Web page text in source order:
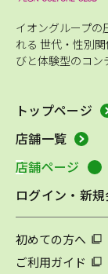
イオングループの
れる 世代・性別
びと体験型のコン
トップページ
店舗一覧
店舗ページ
ログイン・新
初めての方へ
ご利用ガイド